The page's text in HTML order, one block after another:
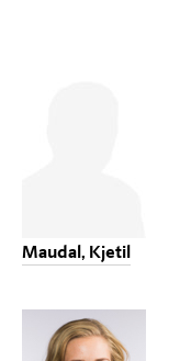
Maudal, Kjetil